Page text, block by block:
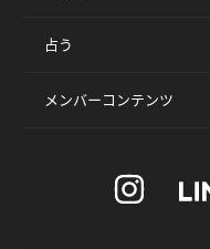
占う
メンバーコンテンツ